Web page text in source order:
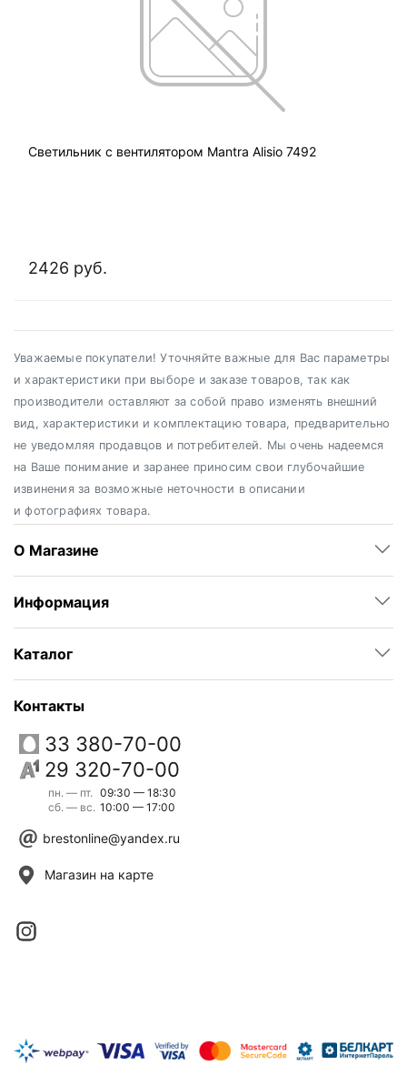
Светильник с вентилятором Mantra Alisio 7492
2426 руб.
Уважаемые покупатели! Уточняйте важные для Вас параметры
и характеристики при выборе и заказе товаров, так как
производители оставляют за собой право изменять внешний
вид, характеристики и комплектацию товара, предварительно
не уведомляя продавцов и потребителей. Мы очень надеемся
на Ваше понимание и заранее приносим свои глубочайшие
извинения за возможные неточности в описании
и фотографиях товара.
О Магазине
Информация
Каталог
Контакты
33 380-70-00
29 320-70-00
пн. — пт.
сб. — вс.
09:30 — 18:30
10:00 — 17:00
brestonline@yandex.ru
Магазин на карте